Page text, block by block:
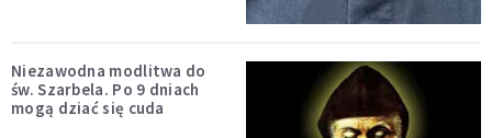
Niezawodna modlitwa do
św. Szarbela. Po 9 dniach
mogą dziać się cuda